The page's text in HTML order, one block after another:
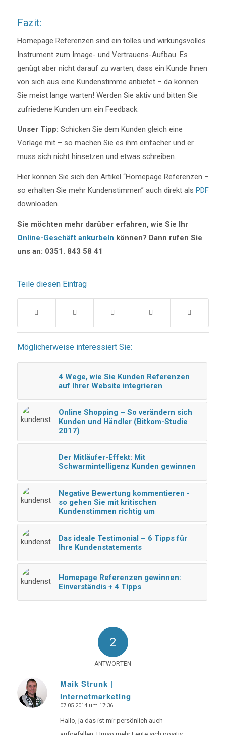
Fazit:
Homepage Referenzen sind ein tolles und wirkungsvolles
Instrument zum Image- und Vertrauens-Aufbau. Es
genügt aber nicht darauf zu warten, dass ein Kunde Ihnen
von sich aus eine Kundenstimme anbietet – da können
Sie meist lange warten! Werden Sie aktiv und bitten Sie
zufriedene Kunden um ein Feedback.
Unser Tipp: Schicken Sie dem Kunden gleich eine
Vorlage mit – so machen Sie es ihm einfacher und er
muss sich nicht hinsetzen und etwas schreiben.
Hier können Sie sich den Artikel “Homepage Referenzen –
so erhalten Sie mehr Kundenstimmen” auch direkt als PDF
downloaden.
Sie möchten mehr darüber erfahren, wie Sie Ihr
Online-Geschäft ankurbeln können? Dann rufen Sie
uns an: 0351. 843 58 41
Teile diesen Eintrag
Möglicherweise interessiert Sie:
4 Wege, wie Sie Kunden Referenzen
auf Ihrer Website integrieren
Online Shopping – So verändern sich
Kunden und Händler (Bitkom-Studie
2017)
Der Mitläufer-Effekt: Mit
Schwarmintelligenz Kunden gewinnen
Negative Bewertung kommentieren -
so gehen Sie mit kritischen
Kundenstimmen richtig um
Das ideale Testimonial – 6 Tipps für
Ihre Kundenstatements
Homepage Referenzen gewinnen:
Einverständis + 4 Tipps
2
ANTWORTEN
Maik Strunk |
Internetmarketing
says:
07.05.2014 um 17:36
Hallo, ja das ist mir persönlich auch